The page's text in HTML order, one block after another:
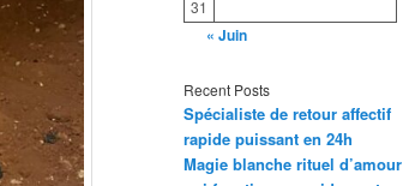
31
« Juin
Recent Posts
Spécialiste de retour affectif
rapide puissant en 24h
Magie blanche rituel d’amour